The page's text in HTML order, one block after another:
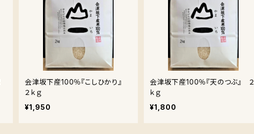
会津坂下産100％『こしひかり』
２ｋｇ
¥1,950
会津坂下産100％『天のつぶ』 ２
ｋｇ
¥1,800